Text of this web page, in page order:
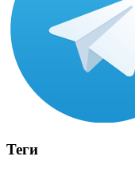
Теги